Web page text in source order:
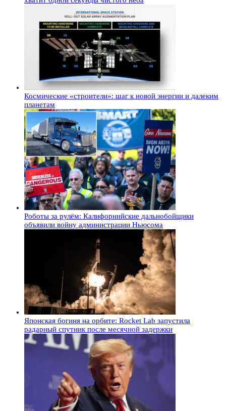
Космические «строители»: шаг к новой энергии и далеким
планетам
Роботы за рулём: Калифорнийские дальнобойщики
объявили войну администрации Ньюсома
Японская богиня на орбите: Rocket Lab запустила
радарный спутник после месячной задержки